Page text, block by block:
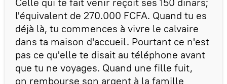
l'équivalent de 270.000 FCFA. Quand tu es
déjà là, tu commences à vivre le calvaire
dans ta maison d'accueil. Pourtant ce n'est
pas ce qu'elle te disait au téléphone avant
que tu ne voyages. Quand une fille fuit,
on rembourse son argent à la famille